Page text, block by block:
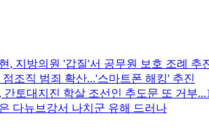
, 지방의원 '갑질'서 공무원 보호 조례 추
점조직 범죄 확산...'스마트폰 해킹' 추진
간토대지진 학살 조선인 추도문 또 거부
다뉴브강서 나치군 유해 드러나